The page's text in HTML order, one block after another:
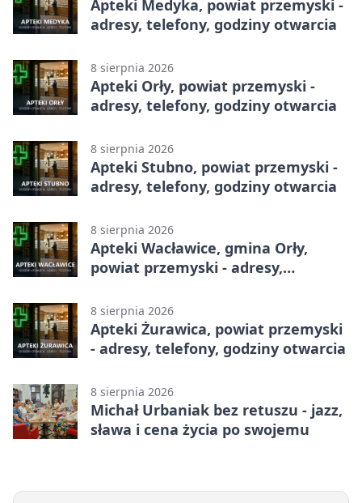
Apteki Medyka, powiat przemyski -
adresy, telefony, godziny otwarcia
8 sierpnia 2026
Apteki Orły, powiat przemyski -
adresy, telefony, godziny otwarcia
8 sierpnia 2026
Apteki Stubno, powiat przemyski -
adresy, telefony, godziny otwarcia
8 sierpnia 2026
Apteki Wacławice, gmina Orły,
powiat przemyski - adresy,
8 sierpnia 2026
Apteki Żurawica, powiat przemyski
- adresy, telefony, godziny otwarcia
8 sierpnia 2026
Michał Urbaniak bez retuszu - jazz,
sława i cena życia po swojemu